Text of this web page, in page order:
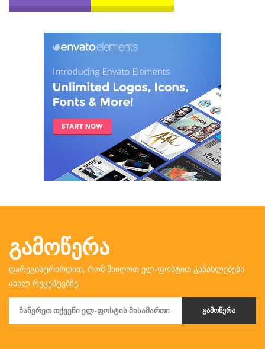
ᲒᲐᲛᲝᲬᲔᲠᲐ
დარეგისტრირდით, რომ მიიღოთ ელ-ფოსტით განახლებები
ახალ რეცეპტებზე.
ᲒᲐᲛᲝᲬᲔᲠᲐ